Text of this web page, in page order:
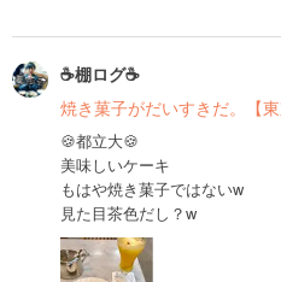
☕️棚ログ☕️
焼き菓子がだいすきだ。【
🍪都立大🍪
美味しいケーキ
もはや焼き菓子ではないw
見た目茶色だし？w